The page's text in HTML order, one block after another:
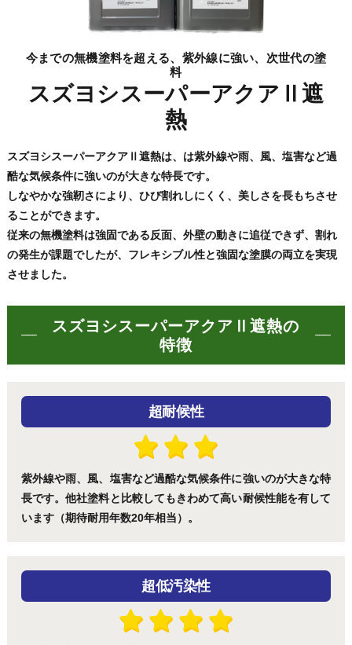
今までの無機塗料を超える、紫外線に強い、次世代の塗
料
スズヨシスーパーアクアⅡ遮
熱
スズヨシスーパーアクアⅡ遮熱は、は紫外線や雨、風、塩害など過
酷な気候条件に強いのが大きな特長です。
しなやかな強靭さにより、ひび割れしにくく、美しさを長もちさせ
ることができます。
従来の無機塗料は強固である反面、外壁の動きに追従できず、割れ
の発生が課題でしたが、フレキシブル性と強固な塗膜の両立を実現
させました。
スズヨシスーパーアクアⅡ遮熱の
特徴
超耐候性
紫外線や雨、風、塩害など過酷な気候条件に強いのが大きな特
長です。他社塗料と比較してもきわめて高い耐候性能を有して
います（期待耐用年数20年相当）。
超低汚染性